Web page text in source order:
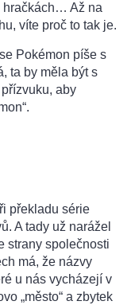
hračkách… Až na
víte proč to tak je.
Pokémon píše s
ta by měla být s
aby
překladu série
A tady už narážel
strany společnosti
má, že názvy
u nás vycházejí v
„město“ a zbytek